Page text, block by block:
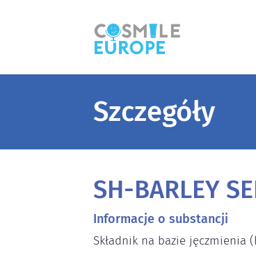
Szczegóły
SH-BARLEY
Informacje o substancji
Składnik na bazie jęczmienia